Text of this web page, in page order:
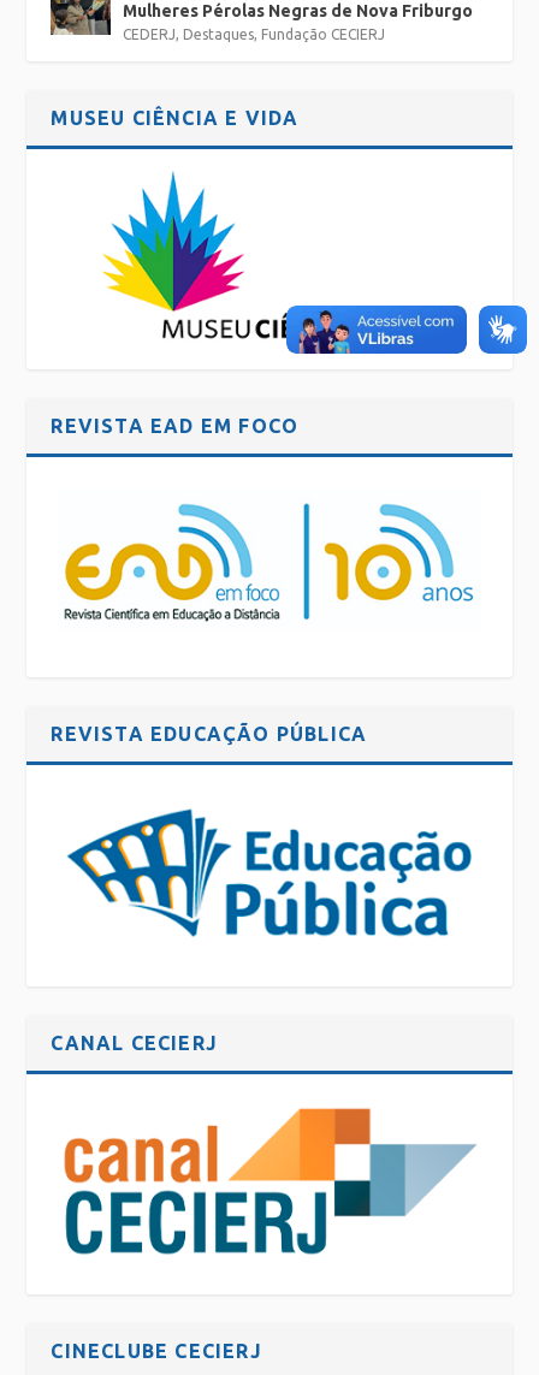
Mulheres Pérolas Negras de Nova Friburgo
CEDERJ, Destaques, Fundação CECIERJ
MUSEU CIÊNCIA E VIDA
REVISTA EAD EM FOCO
REVISTA EDUCAÇÃO PÚBLICA
CANAL CECIERJ
CINECLUBE CECIERJ